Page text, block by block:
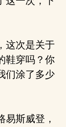
这次是关于
鞋穿吗？你
们涂了多少
斯威登，